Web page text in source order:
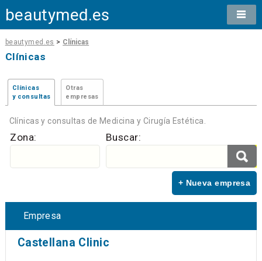
beautymed.es
beautymed.es > Clínicas
Clínicas
Clínicas
y consultas
Otras
empresas
Clínicas y consultas de Medicina y Cirugía Estética.
Zona: Buscar:
+ Nueva empresa
Empresa
Castellana Clinic